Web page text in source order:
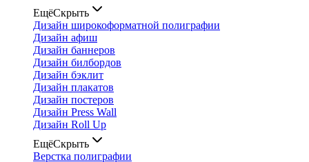
ЕщёСкрыть
Дизайн широкоформатной полиграфии
Дизайн афиш
Дизайн баннеров
Дизайн билбордов
Дизайн бэклит
Дизайн плакатов
Дизайн постеров
Дизайн Press Wall
Дизайн Roll Up
ЕщёСкрыть
Верстка полиграфии